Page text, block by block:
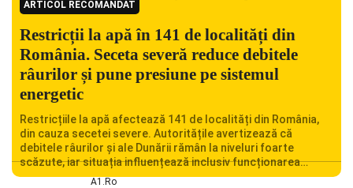
ARTICOL RECOMANDAT
Restricții la apă în 141 de localități din
România. Seceta severă reduce debitele
râurilor și pune presiune pe sistemul
energetic
Restricțiile la apă afectează 141 de localități din România,
din cauza secetei severe. Autoritățile avertizează că
debitele râurilor și ale Dunării rămân la niveluri foarte
scăzute, iar situația influențează inclusiv funcționarea
Centralei Nucleare de la Cernavodă. România se confruntă
A1.ro